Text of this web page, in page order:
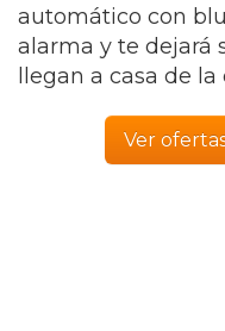
automático con
alarma y te dejará
llegan a casa de la
Ver